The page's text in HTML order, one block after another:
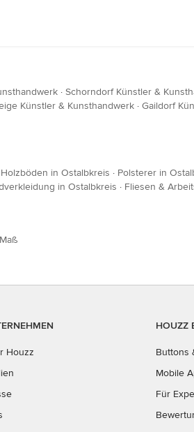
· Schorndorf Künstler &
Künstler & Kunsthandwerk · Gaildorf
in Ostalbkreis · Polsterer in
in Ostalbkreis · Fliesen &
Houzz
HOUZZ
Buttons
Mobile
Für